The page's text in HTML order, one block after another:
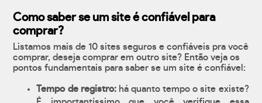
Como saber se um site é confiável para
comprar?
Listamos mais de 10 sites seguros e confiáveis pra você
comprar, deseja comprar em outro site? Então veja os
pontos fundamentais para saber se um site é confiável:
Tempo de registro:há quanto tempo o site existe?